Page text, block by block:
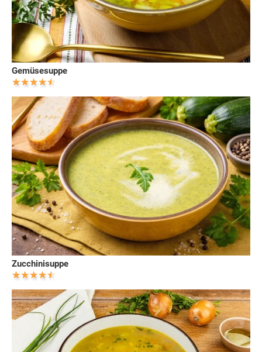
Gemüsesuppe
Zucchinisuppe